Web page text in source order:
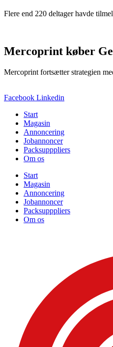
Flere end 220 deltager havde
Mercoprint køber
Mercoprint fortsætter strategien
Facebook Linkedin
Start
Magasin
Annoncering
Jobannoncer
Packsupppliers
Om os
Start
Magasin
Annoncering
Jobannoncer
Packsupppliers
Om os